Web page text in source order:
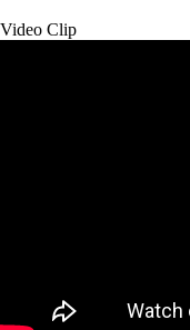
Video Clip